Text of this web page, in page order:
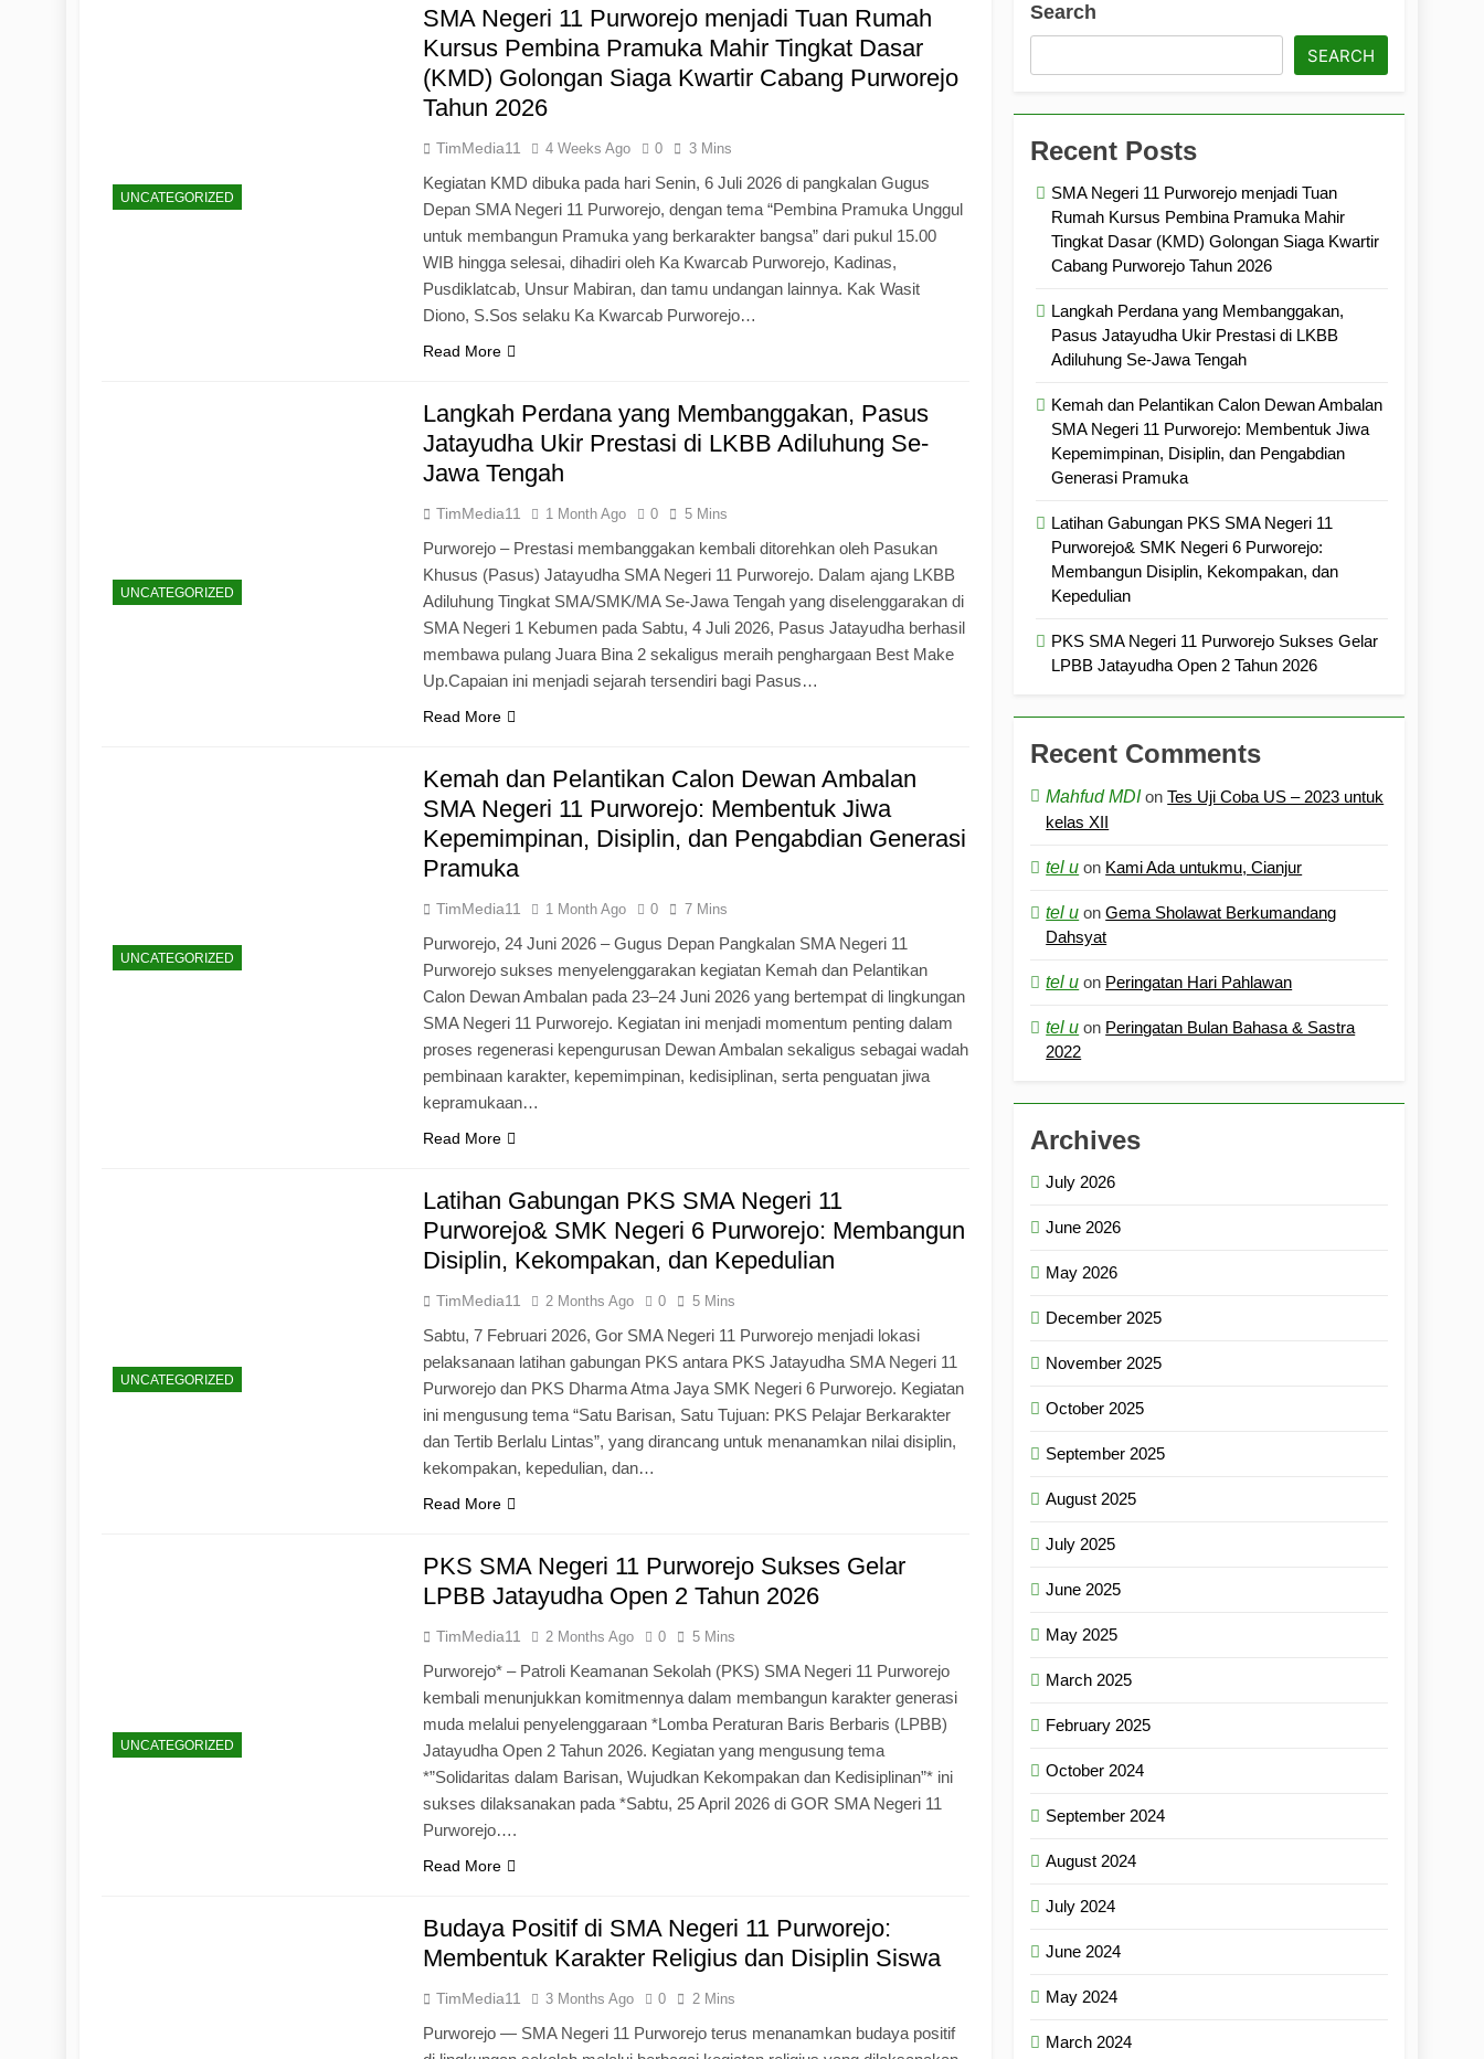
Pengabdian Generasi Pramuka
UNCATEGORIZED
SMA Negeri 11 Purworejo menjadi Tuan Rumah
Kursus Pembina Pramuka Mahir Tingkat Dasar
(KMD) Golongan Siaga Kwartir Cabang Purworejo
Tahun 2026
TimMedia11 4 Weeks Ago 0 3 Mins
Kegiatan KMD dibuka pada hari Senin, 6 Juli 2026 di pangkalan Gugus
Depan SMA Negeri 11 Purworejo, dengan tema “Pembina Pramuka Unggul
untuk membangun Pramuka yang berkarakter bangsa” dari pukul 15.00
WIB hingga selesai, dihadiri oleh Ka Kwarcab Purworejo, Kadinas,
Pusdiklatcab, Unsur Mabiran, dan tamu undangan lainnya. Kak Wasit
Diono, S.Sos selaku Ka Kwarcab Purworejo…
Read More
UNCATEGORIZED
Langkah Perdana yang Membanggakan, Pasus
Jatayudha Ukir Prestasi di LKBB Adiluhung Se-
Jawa Tengah
TimMedia11 1 Month Ago 0 5 Mins
Purworejo – Prestasi membanggakan kembali ditorehkan oleh Pasukan
Khusus (Pasus) Jatayudha SMA Negeri 11 Purworejo. Dalam ajang LKBB
Adiluhung Tingkat SMA/SMK/MA Se-Jawa Tengah yang diselenggarakan di
SMA Negeri 1 Kebumen pada Sabtu, 4 Juli 2026, Pasus Jatayudha berhasil
membawa pulang Juara Bina 2 sekaligus meraih penghargaan Best Make
Up.Capaian ini menjadi sejarah tersendiri bagi Pasus…
Read More
UNCATEGORIZED
Kemah dan Pelantikan Calon Dewan Ambalan
SMA Negeri 11 Purworejo: Membentuk Jiwa
Kepemimpinan, Disiplin, dan Pengabdian Generasi
Pramuka
TimMedia11 1 Month Ago 0 7 Mins
Purworejo, 24 Juni 2026 – Gugus Depan Pangkalan SMA Negeri 11
Purworejo sukses menyelenggarakan kegiatan Kemah dan Pelantikan
Calon Dewan Ambalan pada 23–24 Juni 2026 yang bertempat di lingkungan
SMA Negeri 11 Purworejo. Kegiatan ini menjadi momentum penting dalam
proses regenerasi kepengurusan Dewan Ambalan sekaligus sebagai wadah
pembinaan karakter, kepemimpinan, kedisiplinan, serta penguatan jiwa
kepramukaan…
Read More
UNCATEGORIZED
Latihan Gabungan PKS SMA Negeri 11
Purworejo& SMK Negeri 6 Purworejo: Membangun
Disiplin, Kekompakan, dan Kepedulian
TimMedia11 2 Months Ago 0 5 Mins
Sabtu, 7 Februari 2026, Gor SMA Negeri 11 Purworejo menjadi lokasi
pelaksanaan latihan gabungan PKS antara PKS Jatayudha SMA Negeri 11
Purworejo dan PKS Dharma Atma Jaya SMK Negeri 6 Purworejo. Kegiatan
ini mengusung tema “Satu Barisan, Satu Tujuan: PKS Pelajar Berkarakter
dan Tertib Berlalu Lintas”, yang dirancang untuk menanamkan nilai disiplin,
kekompakan, kepedulian, dan…
Read More
UNCATEGORIZED
PKS SMA Negeri 11 Purworejo Sukses Gelar
LPBB Jatayudha Open 2 Tahun 2026
TimMedia11 2 Months Ago 0 5 Mins
Purworejo* – Patroli Keamanan Sekolah (PKS) SMA Negeri 11 Purworejo
kembali menunjukkan komitmennya dalam membangun karakter generasi
muda melalui penyelenggaraan *Lomba Peraturan Baris Berbaris (LPBB)
Jatayudha Open 2 Tahun 2026. Kegiatan yang mengusung tema
*”Solidaritas dalam Barisan, Wujudkan Kekompakan dan Kedisiplinan”* ini
sukses dilaksanakan pada *Sabtu, 25 April 2026 di GOR SMA Negeri 11
Purworejo….
Read More
Budaya Positif di SMA Negeri 11 Purworejo:
Membentuk Karakter Religius dan Disiplin Siswa
TimMedia11 3 Months Ago 0 2 Mins
Purworejo — SMA Negeri 11 Purworejo terus menanamkan budaya positif
Search
SEARCH
Recent Posts
SMA Negeri 11 Purworejo menjadi Tuan
Rumah Kursus Pembina Pramuka Mahir
Tingkat Dasar (KMD) Golongan Siaga Kwartir
Cabang Purworejo Tahun 2026
Langkah Perdana yang Membanggakan,
Pasus Jatayudha Ukir Prestasi di LKBB
Adiluhung Se-Jawa Tengah
Kemah dan Pelantikan Calon Dewan Ambalan
SMA Negeri 11 Purworejo: Membentuk Jiwa
Kepemimpinan, Disiplin, dan Pengabdian
Generasi Pramuka
Latihan Gabungan PKS SMA Negeri 11
Purworejo& SMK Negeri 6 Purworejo:
Membangun Disiplin, Kekompakan, dan
Kepedulian
PKS SMA Negeri 11 Purworejo Sukses Gelar
LPBB Jatayudha Open 2 Tahun 2026
Recent Comments
Mahfud MDIonTes Uji Coba US – 2023 untuk
kelas XII
tel u on Kami Ada untukmu, Cianjur
tel u onGema Sholawat Berkumandang
Dahsyat
tel u on Peringatan Hari Pahlawan
tel u on Peringatan Bulan Bahasa & Sastra
2022
Archives
July 2026
June 2026
May 2026
December 2025
November 2025
October 2025
September 2025
August 2025
July 2025
June 2025
May 2025
March 2025
February 2025
October 2024
September 2024
August 2024
July 2024
June 2024
May 2024
March 2024